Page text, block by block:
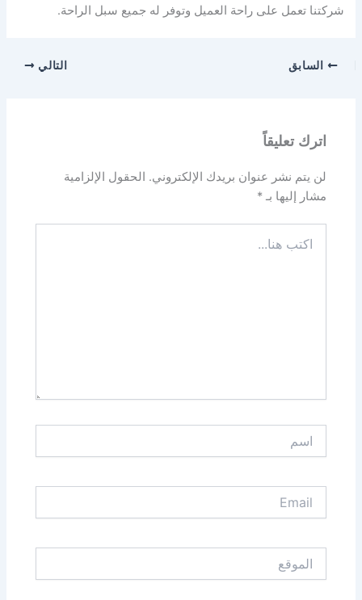
شركتنا تعمل على راحة العميل وتوفر له جميع سبل الراحة.
السابق التالي
اترك تعليقاً
لن يتم نشر عنوان بريدك الإلكتروني. الحقول الإلزامية
مشار إليها بـ*
هنا...